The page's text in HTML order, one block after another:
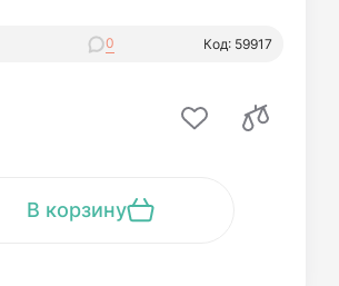
0 Код: 59917
В корзину